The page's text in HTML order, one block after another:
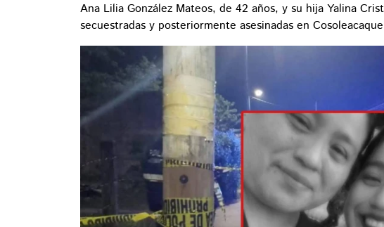
Ana Lilia González Mateos, de 42 años, y su hija Yalina
secuestradas y posteriormente asesinadas en